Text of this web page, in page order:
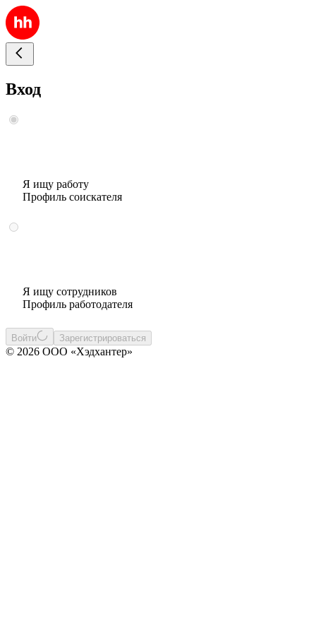
Вход
Я ищу работу
Профиль соискателя
Я ищу сотрудников
Профиль работодателя
Войти Зарегистрироваться
© 2026 ООО «Хэдхантер»